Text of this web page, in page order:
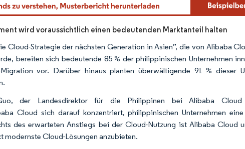
wird voraussichtlich einen bedeutenden Marktanteil halten
Cloud-Strategie der nächsten Generation in Asien”, die von Alibaba
bereiten sich bedeutende 85 % der philippinischen Unternehmen
vor. Darüber hinaus planten überwältigende 91 % dieser
der Landesdirektor für die Philippinen bei Alibaba
Cloud sich darauf konzentriert, philippinischen Unternehmen
des erwarteten Anstiegs bei der Cloud-Nutzung ist Alibaba Cloud
modernste Cloud-Lösungen anzubieten.